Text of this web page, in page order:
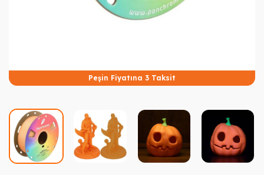
Peşin Fiyatına 3 Taksit